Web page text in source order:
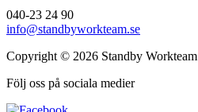
040-23 24 90
info@standbyworkteam.se
Copyright © 2026 Standby Workteam
Följ oss på sociala medier